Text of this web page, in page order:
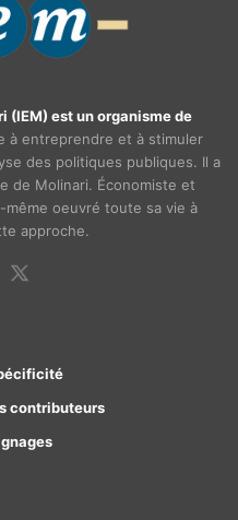
(IEM) est un organisme de
à entreprendre et à stimuler
des politiques publiques. Il a
de Molinari. Économiste et
oeuvré toute sa vie à
approche.
contributeurs